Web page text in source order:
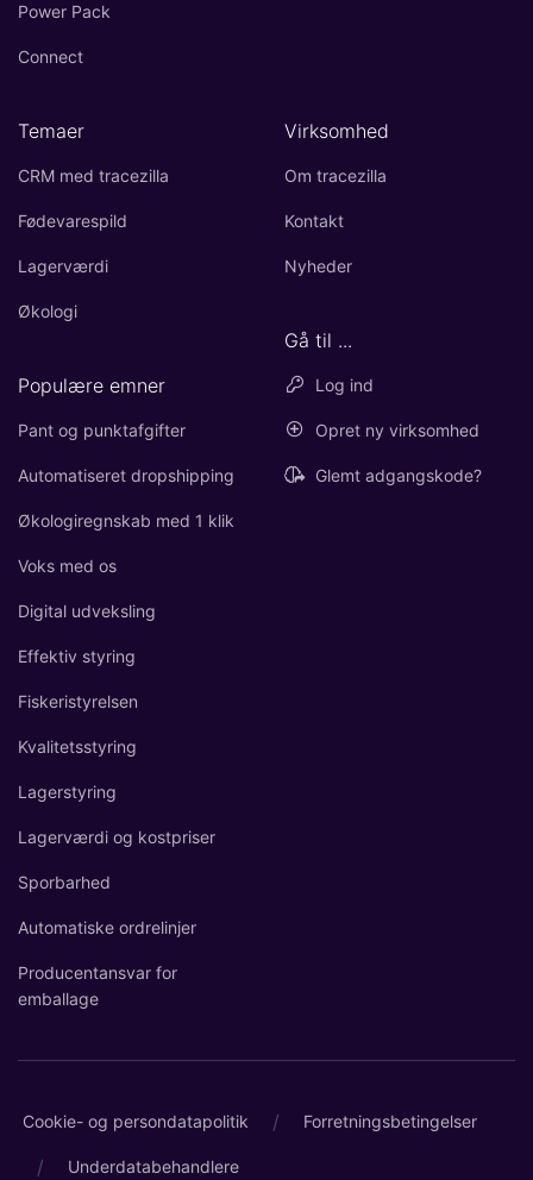
Power Pack
Connect
Temaer
CRM med tracezilla
Fødevarespild
Lagerværdi
Økologi
Populære emner
Pant og punktafgifter
Automatiseret dropshipping
Økologiregnskab med 1 klik
Voks med os
Digital udveksling
Effektiv styring
Fiskeristyrelsen
Kvalitetsstyring
Lagerstyring
Lagerværdi og kostpriser
Sporbarhed
Automatiske ordrelinjer
Producentansvar for
emballage
Virksomhed
Om tracezilla
Kontakt
Nyheder
Gå til ...
Log ind
Opret ny virksomhed
Glemt adgangskode?
Cookie- og persondatapolitik / Forretningsbetingelser
/ Underdatabehandlere